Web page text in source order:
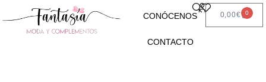
CONÓCENOS
CONTACTO
0,00€ 0